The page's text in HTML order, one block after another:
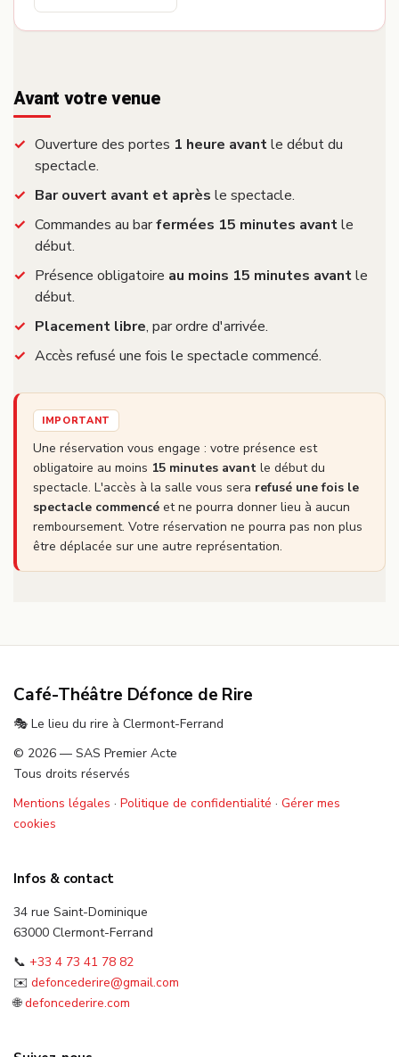
Avant votre venue
Ouverture des portes 1 heure avantle début du
spectacle.
Bar ouvert avant et après le spectacle.
Commandes au barfermées 15 minutes avantle
début.
Présence obligatoire au moins 15 minutes avantle
début.
Placement libre, par ordre d'arrivée.
Accès refusé une fois le spectacle commencé.
IMPORTANT
Une réservation vous engage : votre présence est
obligatoire au moins 15 minutes avant le début du
spectacle. L'accès à la salle vous sera refusé une fois le
spectacle commencé et ne pourra donner lieu à aucun
remboursement. Votre réservation ne pourra pas non plus
être déplacée sur une autre représentation.
Café-Théâtre Défonce de Rire
🎭 Le lieu du rire à Clermont-Ferrand
© 2026 — SAS Premier Acte
Tous droits réservés
Mentions légales · Politique de confidentialité · Gérer mes
cookies
Infos & contact
34 rue Saint-Dominique
63000 Clermont-Ferrand
📞 +33 4 73 41 78 82
✉️ defoncederire@gmail.com
🌐defoncederire.com